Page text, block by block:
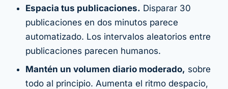
Espacia tus publicaciones. Disparar 30
publicaciones en dos minutos parece
automatizado. Los intervalos aleatorios entre
publicaciones parecen humanos.
Mantén un volumen diario moderado, sobre
todo al principio. Aumenta el ritmo despacio,